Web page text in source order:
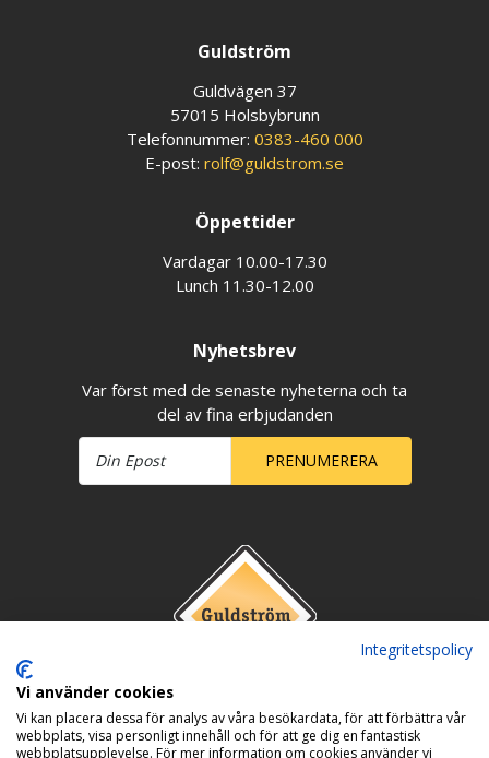
Guldström
Guldvägen 37
57015 Holsbybrunn
Telefonnummer: 0383-460 000
E-post: rolf@guldstrom.se
Öppettider
Vardagar 10.00-17.30
Lunch 11.30-12.00
Nyhetsbrev
Var först med de senaste nyheterna och ta
del av fina erbjudanden
PRENUMERERA
Integritetspolicy
Vi använder cookies
Vi kan placera dessa för analys av våra besökardata, för att förbättra vår
webbplats, visa personligt innehåll och för att ge dig en fantastisk
webbplatsupplevelse. För mer information om cookies använder vi